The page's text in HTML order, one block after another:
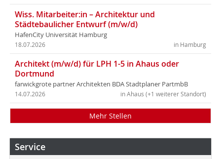
Wiss. Mitarbeiter:in – Architektur und
Städtebaulicher Entwurf (m/w/d)
HafenCity Universität Hamburg
in Hamburg
18.07.2026
Architekt (m/w/d) für LPH 1-5 in Ahaus oder
Dortmund
farwickgrote partner Architekten BDA Stadtplaner PartmbB
in Ahaus (+1 weiterer Standort)
14.07.2026
Mehr Stellen
Service